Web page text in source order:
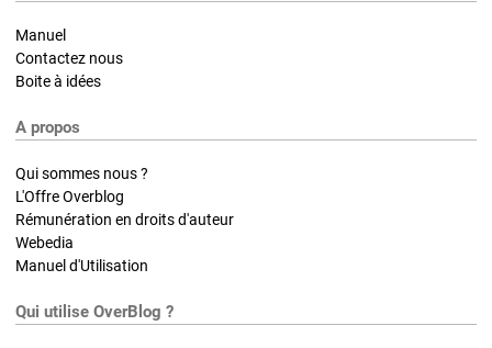
Manuel
Contactez nous
Boite à idées
A propos
Qui sommes nous ?
L'Offre Overblog
Rémunération en droits d'auteur
Webedia
Manuel d'Utilisation
Qui utilise OverBlog ?